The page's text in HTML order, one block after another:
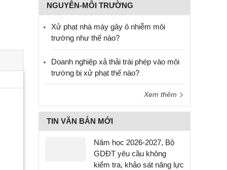
NGUYÊN-MÔI TRƯỜNG
Xử phạt nhà máy gây ô nhiễm môi
trường như thế nào?
Doanh nghiệp xả thải trái phép vào môi
trường bị xử phạt thế nào?
Xem thêm
TIN VĂN BẢN MỚI
Năm học 2026-2027, Bộ
GDĐT yêu cầu không
kiểm tra, khảo sát năng lực